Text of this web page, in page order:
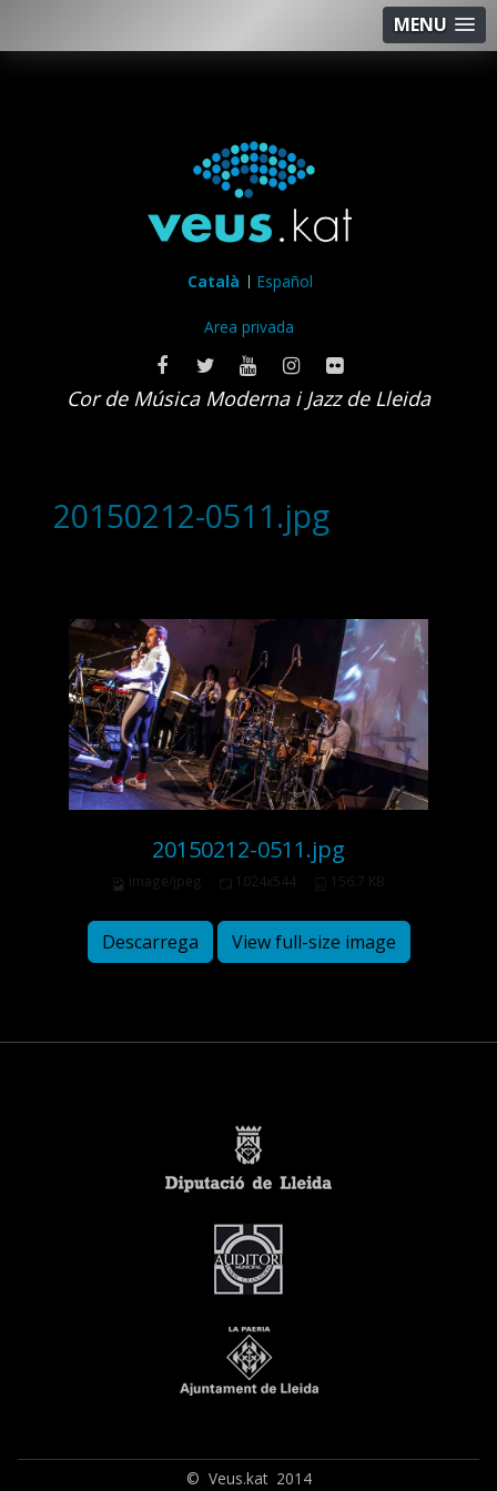
MENU
Català Español
Area privada
Cor de Música Moderna i Jazz de Lleida
20150212-0511.jpg
20150212-0511.jpg
image/jpeg 1024x544 156.7 KB
Descarrega View full-size image
© Veus.kat 2014